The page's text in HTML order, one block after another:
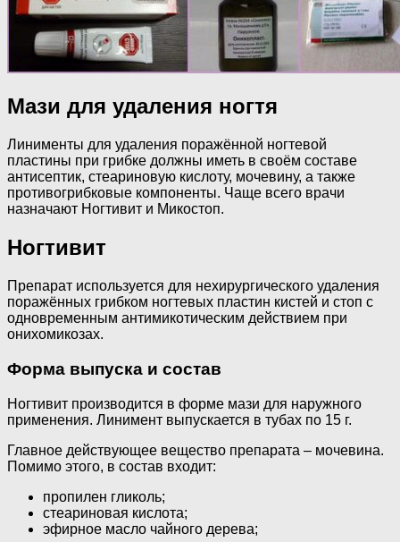
Мази для удаления ногтя
Линименты для удаления поражённой ногтевой
пластины при грибке должны иметь в своём составе
антисептик, стеариновую кислоту, мочевину, а также
противогрибковые компоненты. Чаще всего врачи
назначают Ногтивит и Микостоп.
Ногтивит
Препарат используется для нехирургического удаления
поражённых грибком ногтевых пластин кистей и стоп с
одновременным антимикотическим действием при
онихомикозах.
Форма выпуска и состав
Ногтивит производится в форме мази для наружного
применения. Линимент выпускается в тубах по 15 г.
Главное действующее вещество препарата – мочевина.
Помимо этого, в состав входит:
пропилен гликоль;
стеариновая кислота;
эфирное масло чайного дерева;